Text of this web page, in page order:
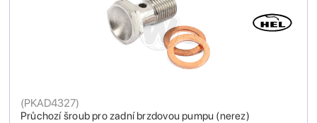
Průchozí šroub pro zadní brzdovou pumpu (nerez)
(PKAD4327)